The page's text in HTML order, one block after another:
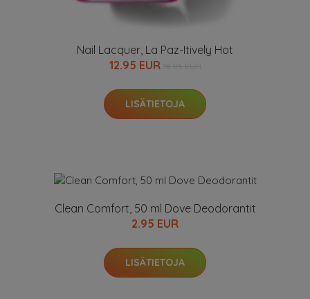
Nail Lacquer, La Paz-Itively Hot
12.95 EUR
LISÄTIETOJA
Clean Comfort, 50 ml Dove Deodorantit
2.95 EUR
LISÄTIETOJA